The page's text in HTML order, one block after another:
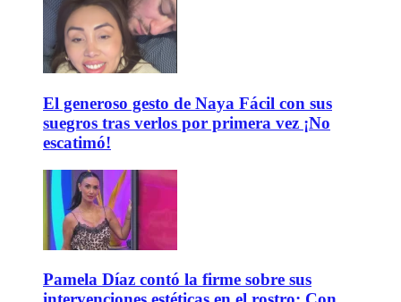
El generoso gesto de Naya Fácil con sus
suegros tras verlos por primera vez ¡No
escatimó!
Pamela Díaz contó la firme sobre sus